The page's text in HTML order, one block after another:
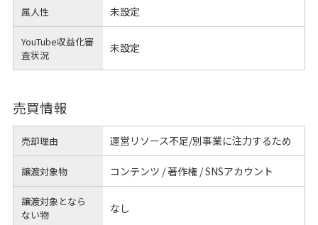
属人性 未設定
YouTube収益化審
査状況
未設定
売買情報
売却理由 運営リソース不足/別事業に注力するため
譲渡対象物 コンテンツ / 著作権 / SNSアカウント
譲渡対象となら
ない物
なし